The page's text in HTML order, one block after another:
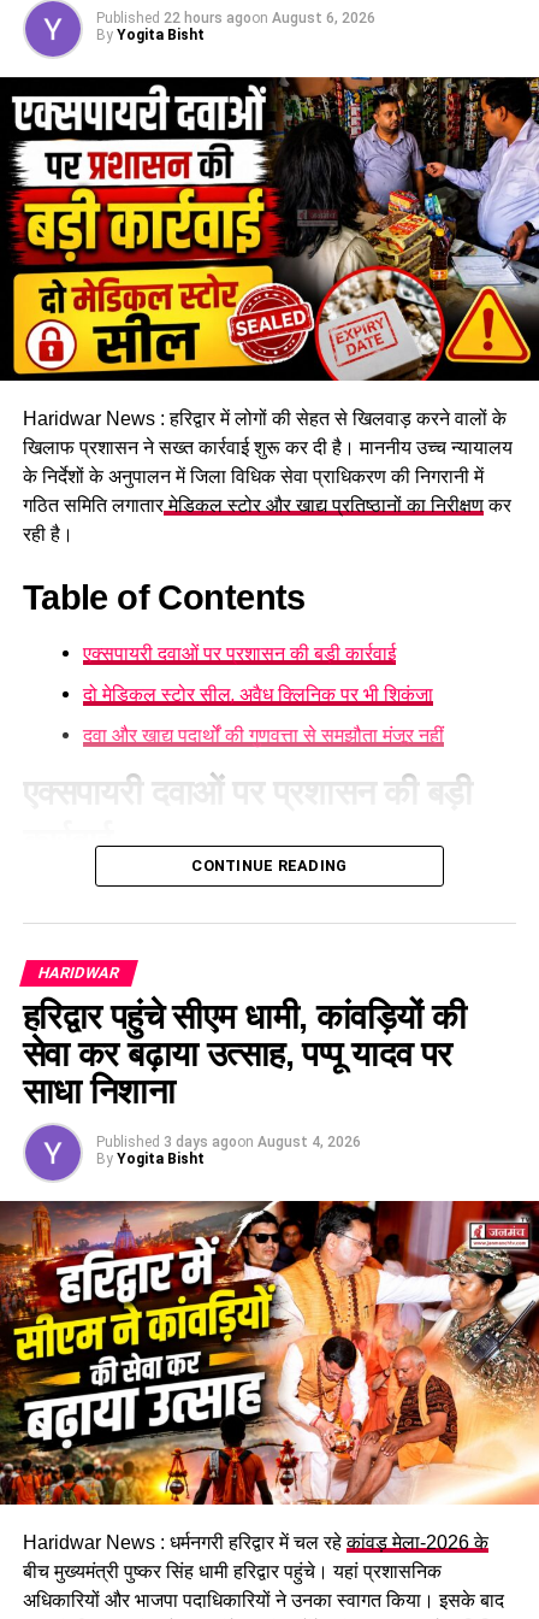
DON'T MISS
तृतीय केदार श्री तुंगनाथ जी मन्दिर के कपाट खुले, श्रद्धालुओं ने
लिया आशीर्वाद…
Published 22 hours agoon August 6, 2026
By Yogita Bisht
Haridwar News : हरिद्वार में लोगों की सेहत से खिलवाड़ करने वालों के
खिलाफ प्रशासन ने सख्त कार्रवाई शुरू कर दी है। माननीय उच्च न्यायालय
के निर्देशों के अनुपालन में जिला विधिक सेवा प्राधिकरण की निगरानी में
गठित समिति लगातारमेडिकल स्टोर और खाद्य प्रतिष्ठानों का निरीक्षणकर
रही है।
Table of Contents
एक्सपायरी दवाओं पर प्रशासन की बड़ी कार्रवाई
दो मेडिकल स्टोर सील, अवैध क्लिनिक पर भी शिकंजा
दवा और खाद्य पदार्थों की गुणवत्ता से समझौता मंजूर नहीं
एक्सपायरी दवाओं पर प्रशासन की बड़ी
कार्रवाई
में एक्सपायरी दवाओं पर प्रशासन की बड़ी कार्रवाई देखने को मिली
है। लगातार जिले के मेडिकल स्टोर और खाद्य प्रतिष्ठानों का निरीक्षण
स्टोरों की जांच की गई, जहां दो दुकानों में गंभीर अनियमितताएं मिलने पर
उन्हें तत्काल बंद कर नोटिस जारी किया गया।
दो मेडिकल स्टोर सील, अवैध क्लिनिक पर
भी शिकंजा
निरीक्षण के दौरान कई मेडिकल स्टोरों में एक्सपायरी दवाओं को नियमानुसार
अलग नहीं रखा गया था और उन पर आवश्यक चेतावनी चिन्ह भी नहीं लगाए
होता मिला, जिस पर भी संबंधित विभाग द्वारा कार्रवाई की संस्तुति की गई है।
CONTINUE READING
HARIDWAR
हरिद्वार पहुंचे सीएम धामी, कांवड़ियों की
सेवा कर बढ़ाया उत्साह, पप्पू यादव पर
साधा निशाना
Published 3 days agoon August 4, 2026
By Yogita Bisht
Haridwar News : धर्मनगरी हरिद्वार में चल रहेकांवड़ मेला-2026 के
बीच मुख्यमंत्री पुष्कर सिंह धामी हरिद्वार पहुंचे। यहां प्रशासनिक
अधिकारियों और भाजपा पदाधिकारियों ने उनका स्वागत किया। इसके बाद